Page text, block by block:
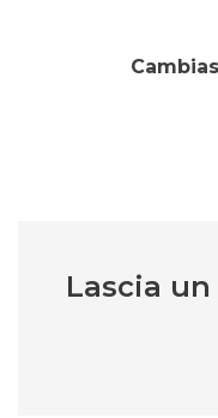
Lascia